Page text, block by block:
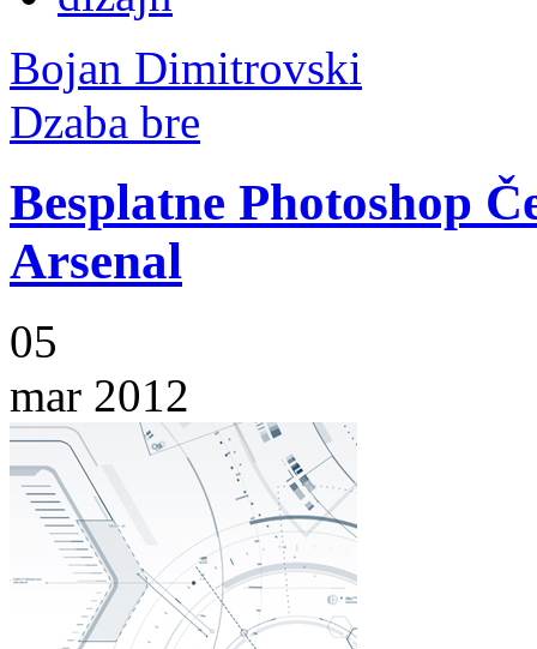
Bojan Dimitrovski
Dzaba bre
Besplatne Photoshop
Arsenal
05
mar 2012